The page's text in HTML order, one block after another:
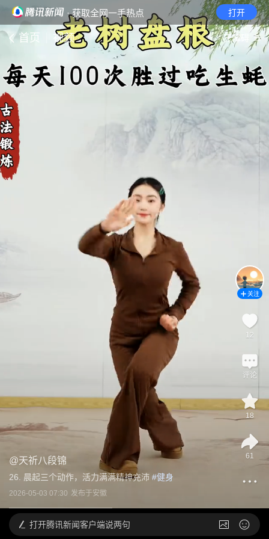
· 获取全网一手热点 打开
首页 视频 无障碍
@天祈八段锦
26. 晨起三个动作，活力满满精神充沛 #健身
2026-05-03 07:30 发布于安徽
关注
12
评论
18
61
打开腾讯新闻客户端说两句